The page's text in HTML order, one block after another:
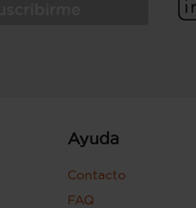
Ayuda
Contacto
FAQ